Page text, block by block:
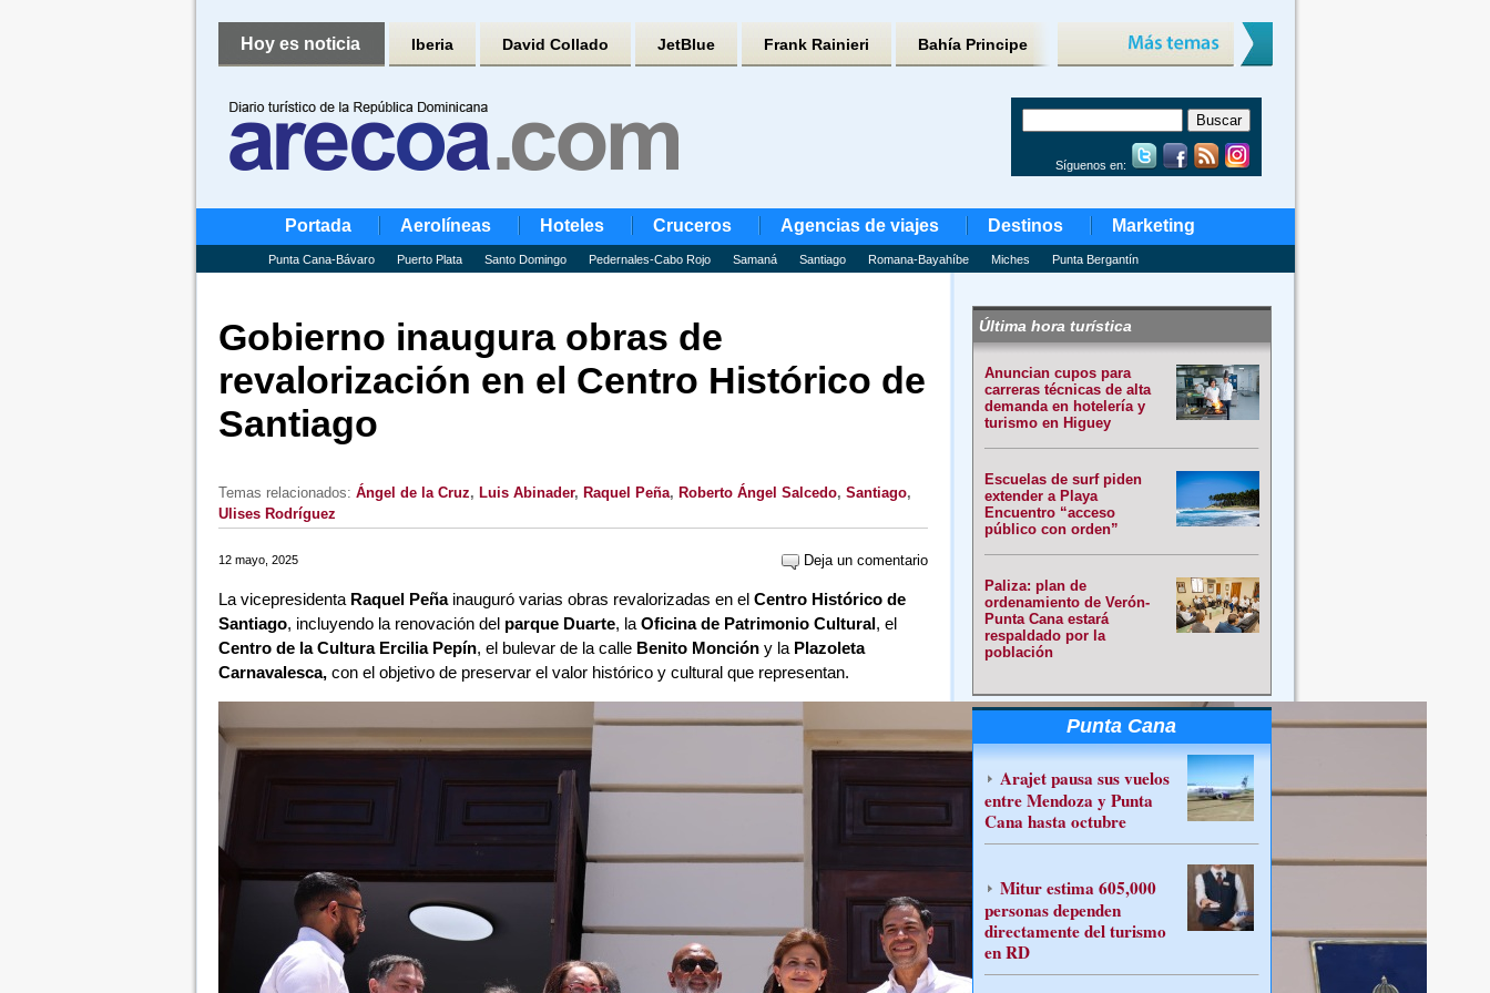
Hoy es noticia Iberia David Collado JetBlue Frank Rainieri Bahía Principe
Síguenos en:
Portada Aerolíneas Hoteles Cruceros Agencias de viajes Destinos Marketing
Punta Cana-Bávaro Puerto Plata Santo Domingo Pedernales-Cabo Rojo Samaná Santiago Romana-Bayahíbe Miches Punta Bergantín
Gobierno inaugura obras de
revalorización en el Centro Histórico de
Santiago
Temas relacionados: Ángel de la Cruz, Luis Abinader, Raquel Peña, Roberto Ángel Salcedo, Santiago,
Ulises Rodríguez
12 mayo, 2025 Deja un comentario
La vicepresidenta Raquel Peñainauguró varias obras revalorizadas en elCentro Histórico de
Santiago, incluyendo la renovación del parque Duarte, la Oficina de Patrimonio Cultural, el
Centro de la Cultura Ercilia Pepín, el bulevar de la calle Benito Moncióny la Plazoleta
Carnavalesca, con el objetivo de preservar el valor histórico y cultural que representan.
Última hora turística
Anuncian cupos para
carreras técnicas de alta
demanda en hotelería y
turismo en Higuey
Escuelas de surf piden
extender a Playa
Encuentro “acceso
público con orden”
Paliza: plan de
ordenamiento de Verón-
Punta Cana estará
respaldado por la
población
Punta Cana
Arajet pausa sus vuelos
entre Mendoza y Punta
Cana hasta octubre
Mitur estima 605,000
personas dependen
directamente del turismo
en RD